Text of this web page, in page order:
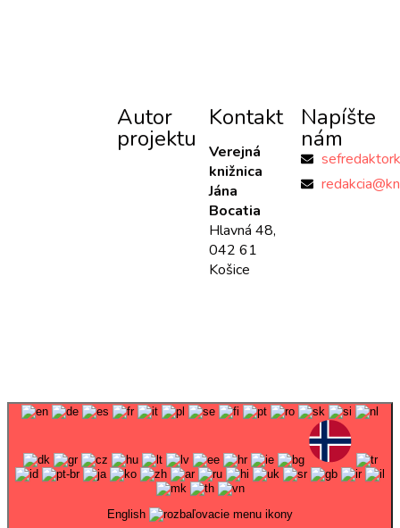
Autor
projektu
Kontakt
Verejná
knižnica
Jána
Bocatia
Hlavná 48,
042 61
Košice
Napíšte
nám
English